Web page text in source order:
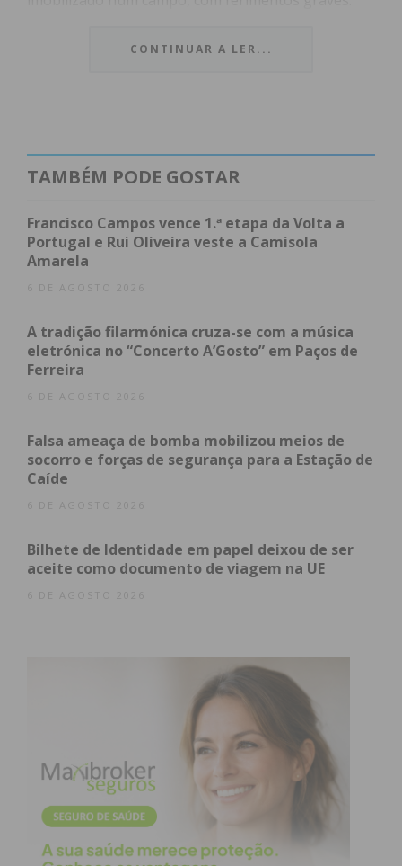
Simão Pereira foi vítima de várias paragens
Foi depois transportado para o Hospital de São
João, no Porto, onde acabou por falecer esta terça-
feira.
Subscreva a newsletter do
Imediato
Assine nossa newsletter por e-mail e
atualizada.
Eu li e concordo com ostermos e
CONTINUAR A LER...
TAMBÉM PODE GOSTAR
Francisco Campos vence 1.ª etapa da Volta a
Portugal e Rui Oliveira veste a Camisola
Amarela
6 DE AGOSTO 2026
A tradição filarmónica cruza-se com a música
eletrónica no “Concerto A’Gosto” em Paços de
Ferreira
6 DE AGOSTO 2026
Falsa ameaça de bomba mobilizou meios de
socorro e forças de segurança para a Estação de
Caíde
6 DE AGOSTO 2026
Bilhete de Identidade em papel deixou de ser
aceite como documento de viagem na UE
6 DE AGOSTO 2026